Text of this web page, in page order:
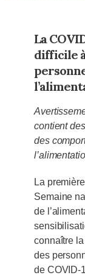
La
difficile
contient
des
La
Semaine
de
connaître
des
de COVID-